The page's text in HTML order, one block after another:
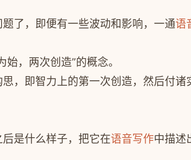
了，即便有一些波动和影响，一通语
始，两次创造”的概念。
，即智力上的第一次创造，然后付诸
是什么样子，把它在语音写作中描述